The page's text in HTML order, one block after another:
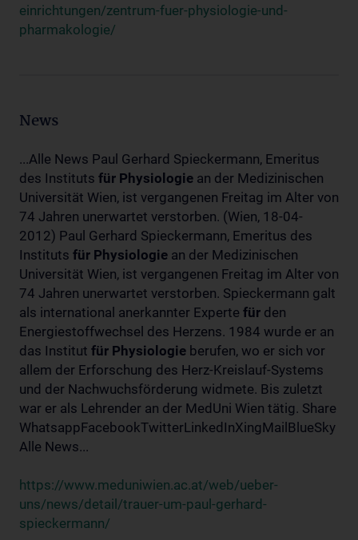
einrichtungen/zentrum-fuer-physiologie-und-
pharmakologie/
News
...Alle News Paul Gerhard Spieckermann, Emeritus
des Instituts für Physiologie an der Medizinischen
Universität Wien, ist vergangenen Freitag im Alter von
74 Jahren unerwartet verstorben. (Wien, 18-04-
2012) Paul Gerhard Spieckermann, Emeritus des
Instituts für Physiologie an der Medizinischen
Universität Wien, ist vergangenen Freitag im Alter von
74 Jahren unerwartet verstorben. Spieckermann galt
als international anerkannter Experte für den
Energiestoffwechsel des Herzens. 1984 wurde er an
das Institut für Physiologie berufen, wo er sich vor
allem der Erforschung des Herz-Kreislauf-Systems
und der Nachwuchsförderung widmete. Bis zuletzt
war er als Lehrender an der MedUni Wien tätig. Share
WhatsappFacebookTwitterLinkedInXingMailBlueSky
Alle News...
https://www.meduniwien.ac.at/web/ueber-
uns/news/detail/trauer-um-paul-gerhard-
spieckermann/